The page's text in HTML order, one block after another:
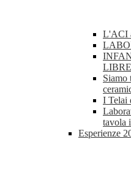
L'ACI
Siamo
I Telai
tavola
Esperienze